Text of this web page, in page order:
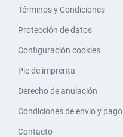
Términos y Condiciones
Protección de datos
Configuración cookies
Pie de imprenta
Derecho de anulación
Condiciones de envío y pago
Contacto